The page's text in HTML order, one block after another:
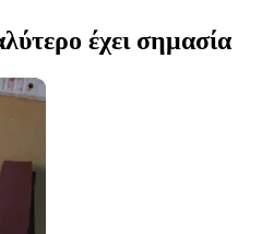
έχει σημασία